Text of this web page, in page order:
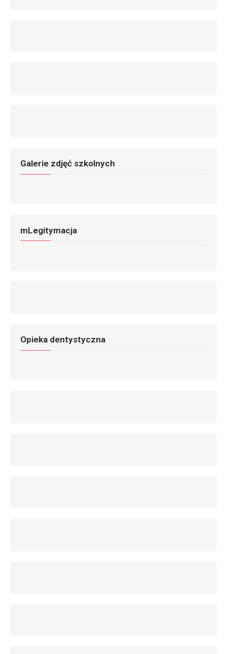
Galerie zdjęć szkolnych
mLegitymacja
Opieka dentystyczna